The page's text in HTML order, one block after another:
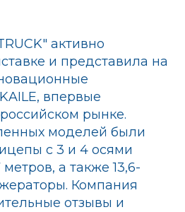
активно
и представила на
впервые
рынке.
моделей были
с 3 и 4 осями
а также 13,6-
Компания
отзывы и